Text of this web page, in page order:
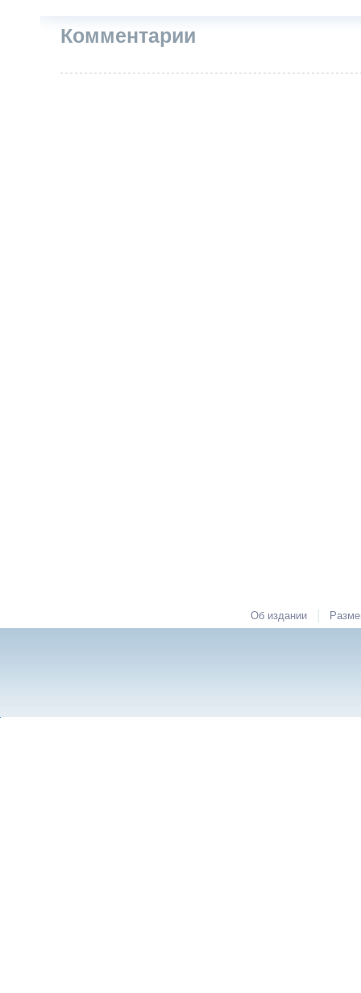
Комментарии
Об издании |